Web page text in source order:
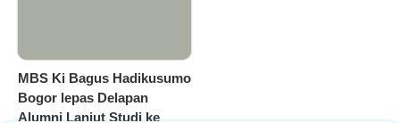
MBS Ki Bagus Hadikusumo
Bogor lepas Delapan
Alumni Lanjut Studi ke